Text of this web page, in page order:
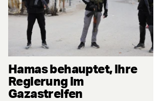
Hamas behauptet, ihre
Regierung im
Gazastreifen